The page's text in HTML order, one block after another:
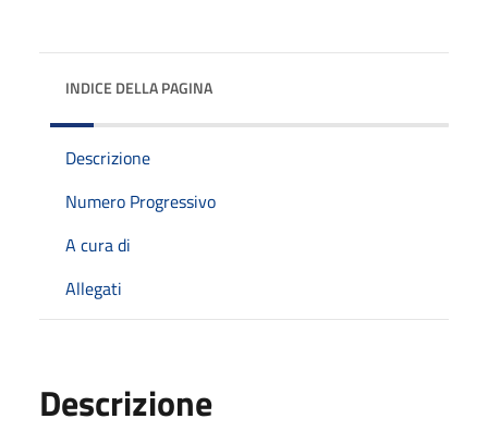
INDICE DELLA PAGINA
Descrizione
Numero Progressivo
A cura di
Allegati
Descrizione